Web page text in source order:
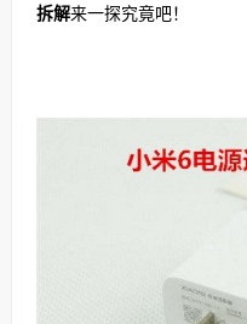
拆解来一探究竟吧！